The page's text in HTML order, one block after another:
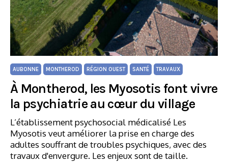
AUBONNE MONTHEROD RÉGION OUEST SANTÉ TRAVAUX
À Montherod, les Myosotis font vivre
la psychiatrie au cœur du village
L’établissement psychosocial médicalisé Les
Myosotis veut améliorer la prise en charge des
adultes souffrant de troubles psychiques, avec des
travaux d'envergure. Les enjeux sont de taille.